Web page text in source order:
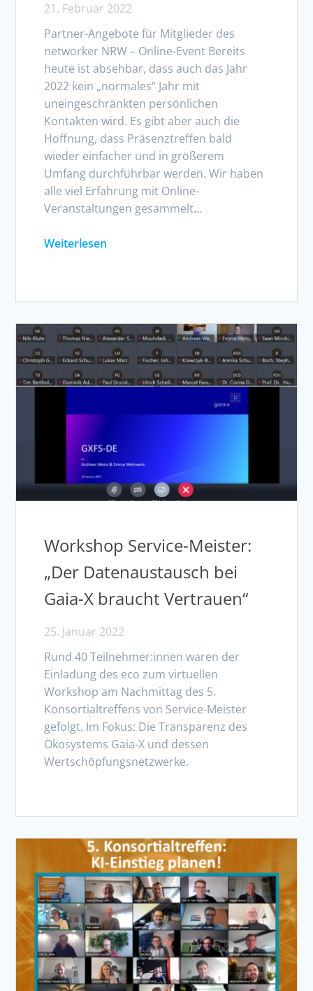
21. Februar 2022
Partner-Angebote für Mitglieder des
networker NRW – Online-Event Bereits
heute ist absehbar, dass auch das Jahr
2022 kein „normales“ Jahr mit
uneingeschränkten persönlichen
Kontakten wird. Es gibt aber auch die
Hoffnung, dass Präsenztreffen bald
wieder einfacher und in größerem
Umfang durchführbar werden. Wir haben
alle viel Erfahrung mit Online-
Veranstaltungen gesammelt…
Weiterlesen
Workshop Service-Meister:
„Der Datenaustausch bei
Gaia-X braucht Vertrauen“
25. Januar 2022
Rund 40 Teilnehmer:innen waren der
Einladung des eco zum virtuellen
Workshop am Nachmittag des 5.
Konsortialtreffens von Service-Meister
gefolgt. Im Fokus: Die Transparenz des
Ökosystems Gaia-X und dessen
Wertschöpfungsnetzwerke.